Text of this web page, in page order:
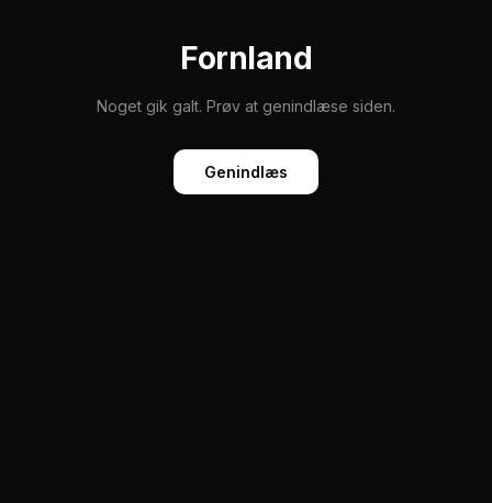
Fornland
Noget gik galt. Prøv at genindlæse siden.
Genindlæs